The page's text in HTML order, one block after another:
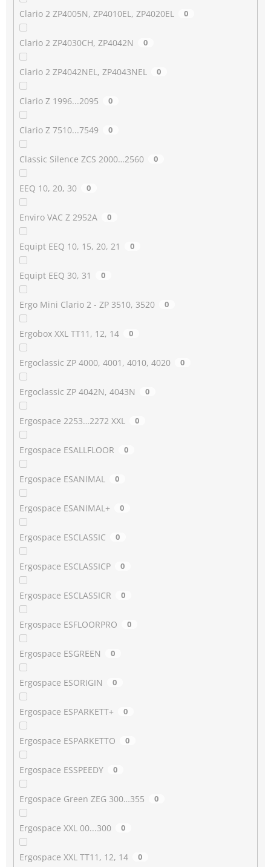
Clario 2 ZP4005N, ZP4010EL, ZP4020EL 0
Clario 2 ZP4030CH, ZP4042N 0
Clario 2 ZP4042NEL, ZP4043NEL 0
Clario Z 1996...2095 0
Clario Z 7510...7549 0
Classic Silence ZCS 2000…2560 0
EEQ 10, 20, 30 0
Enviro VAC Z 2952A 0
Equipt EEQ 10, 15, 20, 21 0
Equipt EEQ 30, 31 0
Ergo Mini Clario 2 - ZP 3510, 3520 0
Ergobox XXL TT11, 12, 14 0
Ergoclassic ZP 4000, 4001, 4010, 4020 0
Ergoclassic ZP 4042N, 4043N 0
Ergospace 2253…2272 XXL 0
Ergospace ESALLFLOOR 0
Ergospace ESANIMAL 0
Ergospace ESANIMAL+ 0
Ergospace ESCLASSIC 0
Ergospace ESCLASSICP 0
Ergospace ESCLASSICR 0
Ergospace ESFLOORPRO 0
Ergospace ESGREEN 0
Ergospace ESORIGIN 0
Ergospace ESPARKETT+ 0
Ergospace ESPARKETTO 0
Ergospace ESSPEEDY 0
Ergospace Green ZEG 300…355 0
Ergospace XXL 00...300 0
Ergospace XXL TT11, 12, 14 0